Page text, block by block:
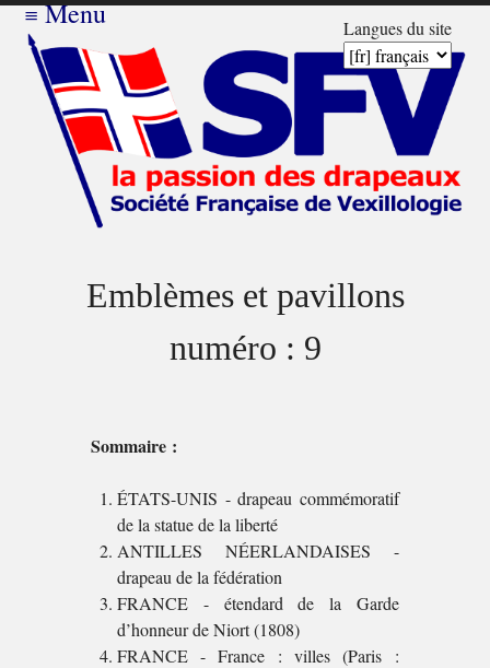
Langues du site
≡Menu
Emblèmes et pavillons
numéro : 9
Sommaire :
ÉTATS-UNIS - drapeau commémoratif
de la statue de la liberté
ANTILLES NÉERLANDAISES -
drapeau de la fédération
FRANCE - étendard de la Garde
d’honneur de Niort (1808)
FRANCE - France : villes (Paris :